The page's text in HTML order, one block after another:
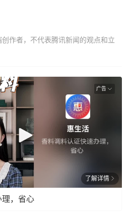
作者，不代表腾讯新闻的观点和立
广告
了解详情
理，省心